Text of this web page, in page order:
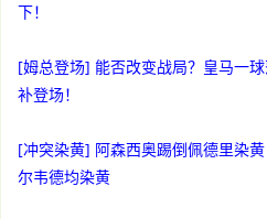
下！
[姆总登场] 能否改变战局？皇马一
补登场！
[冲突染黄] 阿森西奥踢倒佩德里染
尔韦德均染黄